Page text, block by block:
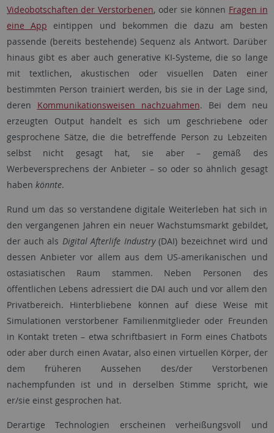
Videobotschaften der Verstorbenen, oder sie können Fragen in
eine App eintippen und bekommen die dazu am besten
passende (bereits bestehende) Sequenz als Antwort. Darüber
hinaus gibt es aber auch generative KI-Systeme, die so lange
mit textlichen, akustischen oder visuellen Daten einer
bestimmten Person trainiert werden, bis sie in der Lage sind,
deren Kommunikationsweisen nachzuahmen. Bei dem neu
erzeugten Output handelt es sich um geschriebene oder
gesprochene Sätze, die die betreffende Person zu Lebzeiten
selbst nicht gesagt hat, sie aber – gemäß des
Werbeversprechens der Anbieter – so oder so ähnlich gesagt
haben könnte.
Rund um das so verstandene digitale Weiterleben hat sich in
den vergangenen Jahren ein neuer Wachstumsmarkt gebildet,
der auch als Digital Afterlife Industry(DAI) bezeichnet wird und
dessen Anbieter vor allem aus dem US-amerikanischen und
ostasiatischen Raum stammen. Neben Personen des
öffentlichen Lebens adressiert die DAI auch und vor allem den
Privatbereich. Hinterbliebene können auf diese Weise mit
Simulationen verstorbener Familienmitglieder oder Freunden
in Kontakt treten – etwa schriftbasiert in Form eines Chatbots
oder aber durch einen Avatar, also einen virtuellen Körper, der
dem früheren Aussehen des/der Verstorbenen
nachempfunden ist und in derselben Stimme spricht, wie
er/sie einst gesprochen hat.
Derartige Technologien erscheinen verheißungsvoll und